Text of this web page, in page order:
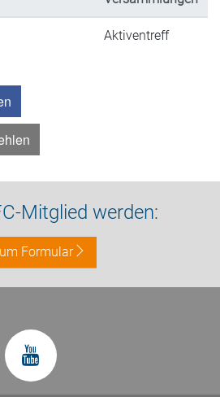
Aktiventreff
Mitglied werden:
Formular